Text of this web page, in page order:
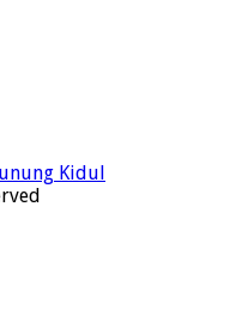
Kidul